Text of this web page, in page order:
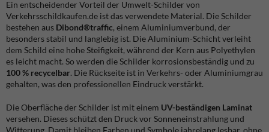
Ein entscheidender Vorteil der Umwelt-Schilder von
Verkehrsschildkaufen.de ist das verwendete Material. Die Schilder
bestehen aus Dibond®traffic, einem Aluminiumverbund, der
besonders stabil und langlebig ist. Die Aluminium-Schicht verleiht
dem Schild eine hohe Steifigkeit, während der Kern aus Polyethylen
es leicht macht. So werden die Schilder korrosionsbeständig und zu
100 % recycelbar. Die Rückseite ist in Verkehrs- oder Aluminiumgrau
gehalten, was den professionellen Eindruck verstärkt.
Die Oberfläche der Schilder ist mit einem UV-beständigen Laminat
versehen. Dieses schützt den Druck vor Sonneneinstrahlung und
Witterung. Damit bleiben Farben und Symbole jahrelang lesbar, ohne